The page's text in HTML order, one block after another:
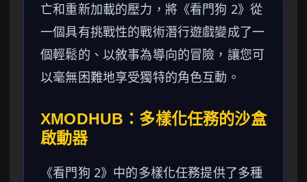
亡和重新加載的壓力，將《看門狗 2》從
一個具有挑戰性的戰術潛行遊戲變成了一
個輕鬆的、以敘事為導向的冒險，讓您可
以毫無困難地享受獨特的角色互動。
XMODHUB：多樣化任務的沙盒
啟動器
《看門狗 2》中的多樣化任務提供了多種